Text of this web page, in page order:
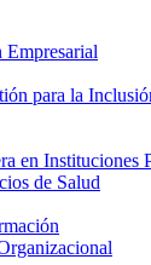
Empresarial
para la
en Instituciones
de Salud